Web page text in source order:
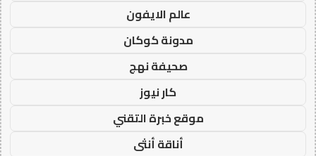
عالم الايفون
مدونة كوكان
صحيفة نهج
كار نيوز
موقع خبرة التقني
أناقة أنثى